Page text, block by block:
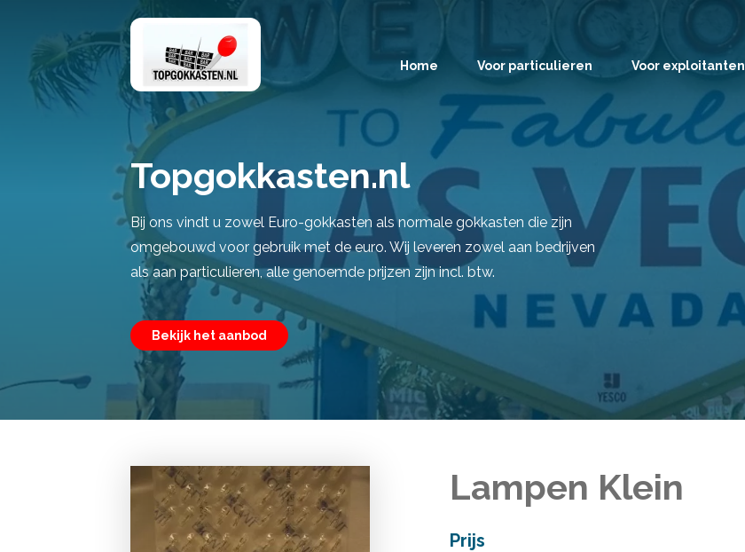
Home Voor particulieren Voor exploitanten
Topgokkasten.nl
Bij ons vindt u zowel Euro-gokkasten als normale gokkasten die zijn
omgebouwd voor gebruik met de euro. Wij leveren zowel aan bedrijven
als aan particulieren, alle genoemde prijzen zijn incl. btw.
Bekijk het aanbod
Lampen Klein
Prijs